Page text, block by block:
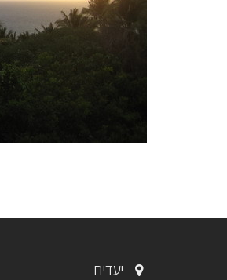
יעדים